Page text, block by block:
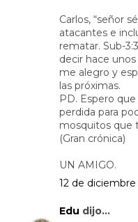
Carlos, “señor
atacantes e
rematar. Sub-
decir hace
me alegro y
las próximas.
PD. Espero
perdida para
mosquitos que
(Gran crónica)
UN AMIGO.
12 de diciembre
Edu dijo...